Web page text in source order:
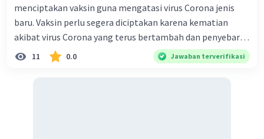
menciptakan vaksin guna mengatasi virus Corona jenis
baru. Vaksin perlu segera diciptakan karena kematian
akibat virus Corona yang terus bertambah dan penyebaran
virus yang kian meluas. 2) Pada Jum'at (7-2-2020), Komisi
Kesehatan Nasional Cina mencatat jumlah kematian
11 0.0 Jawaban terverifikasi